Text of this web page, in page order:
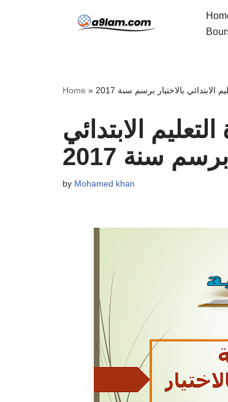
Home » الابتدائي بالاختيار برسم سنة 2017
التعليم الابتدائي
سنة 2017
by Mohamed khan